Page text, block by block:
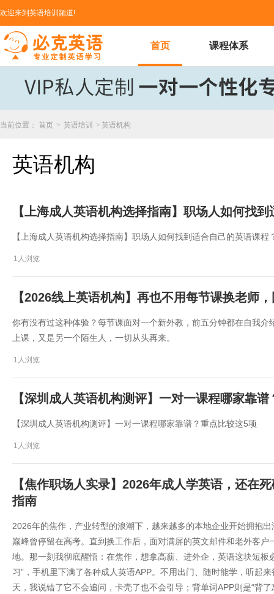
欢迎来到英语培训频道!
首页 课程体系
当前位置： 首页 > 英语培训 > 英语机构
英语机构
【上海成人英语机构选择指南】职场人如何找
【上海成人英语机构选择指南】职场人如何找到适合自己的英语课程
1人浏览
【2026线上英语机构】再也不用每节课换老师
你有没有过这种体验？每节课面对一个新外教，前五分钟都在自我
上课，又是另一个陌生人，一切从头再来。
1人浏览
【深圳成人英语机构测评】一对一课程哪家靠
【深圳成人英语机构测评】一对一课程哪家靠谱？重点比较这5项
1人浏览
【焦作职场人实录】2026年成人学英语，还在
指南
2026年的焦作，产业转型的浪潮下，越来越多的本地企业开始拥抱
巅峰曾停留在高考。直到换工作后，面对满屏的英文邮件和老外客
地。那一刻我彻底醒悟：在焦作，想拿高薪、进外企，英语这块短
习”，手机里下满了各种成人英语APP。不用出门、随时能学，听起
天，我说错了它不会追问，卡壳了也不会引导；背单词APP则是“背